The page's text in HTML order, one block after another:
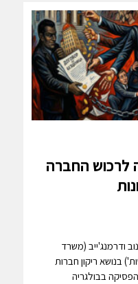
לרכוש החברה
ודרמנג'ייב (משרד
בנושא ריקון חברות
בבולגריה